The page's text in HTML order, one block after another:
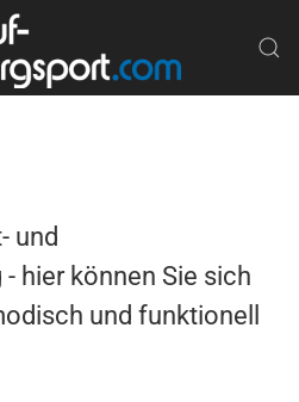
und
hier können Sie sich
und funktionell